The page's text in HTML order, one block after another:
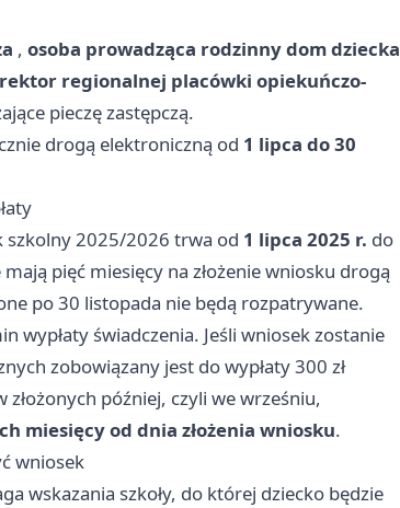
, osoba prowadząca rodzinny dom dziecka
regionalnej placówki opiekuńczo-
pieczę zastępczą.
drogą elektroniczną od 1 lipca do 30
szkolny 2025/2026 trwa od 1 lipca 2025 r. do
pięć miesięcy na złożenie wniosku drogą
po 30 listopada nie będą rozpatrywane.
wypłaty świadczenia. Jeśli wniosek zostanie
zobowiązany jest do wypłaty 300 zł
później, czyli we wrześniu,
miesięcy od dnia złożenia wniosku.
wniosek
wskazania szkoły, do której dziecko będzie